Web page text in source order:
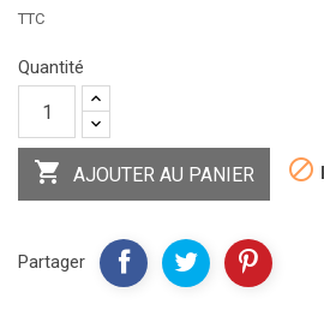
TTC
Quantité
 AJOUTER AU PANIER 
Partager